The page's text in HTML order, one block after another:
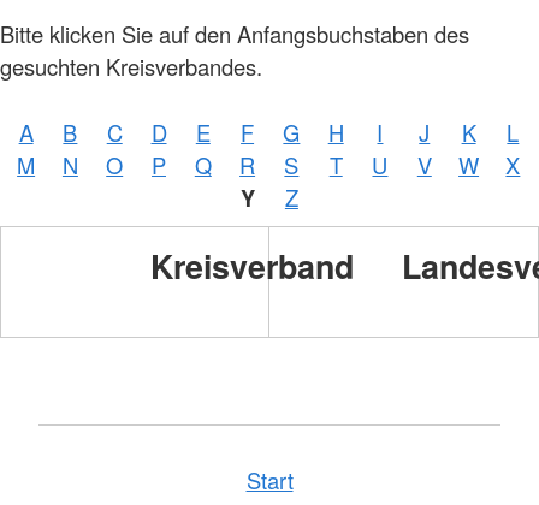
Bitte klicken Sie auf den Anfangsbuchstaben des
gesuchten Kreisverbandes.
A B C D E F G H I J K
L
M
N O P Q R S T U V W X
Y Z
Kreisverband
Foto:
DRKS
Start